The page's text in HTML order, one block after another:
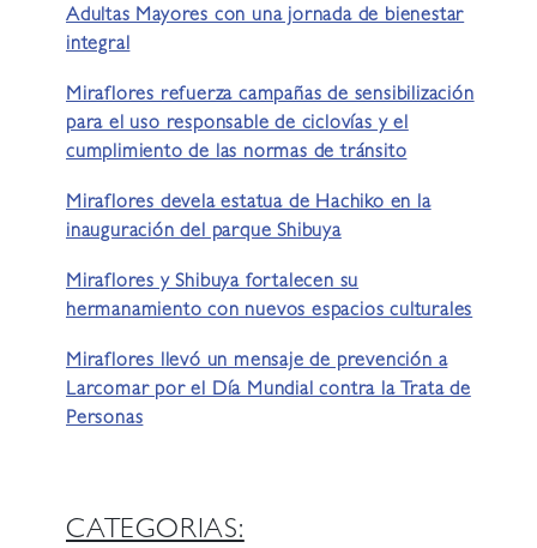
Adultas Mayores con una jornada de bienestar
integral
Miraflores refuerza campañas de sensibilización
para el uso responsable de ciclovías y el
cumplimiento de las normas de tránsito
Miraflores devela estatua de Hachiko en la
inauguración del parque Shibuya
Miraflores y Shibuya fortalecen su
hermanamiento con nuevos espacios culturales
Miraflores llevó un mensaje de prevención a
Larcomar por el Día Mundial contra la Trata de
Personas
CATEGORIAS: